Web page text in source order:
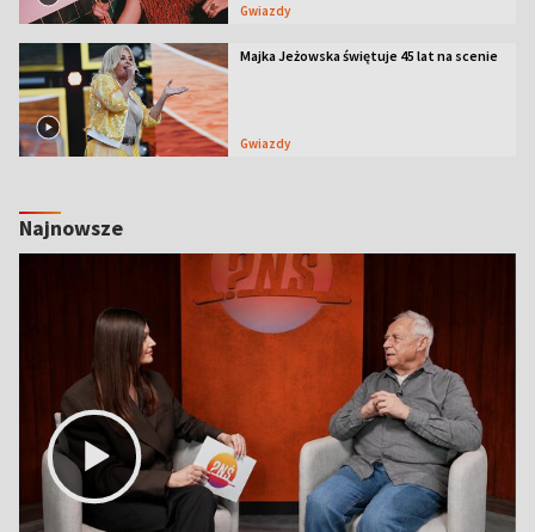
Gwiazdy
Majka Jeżowska świętuje 45 lat na scenie
Gwiazdy
Najnowsze